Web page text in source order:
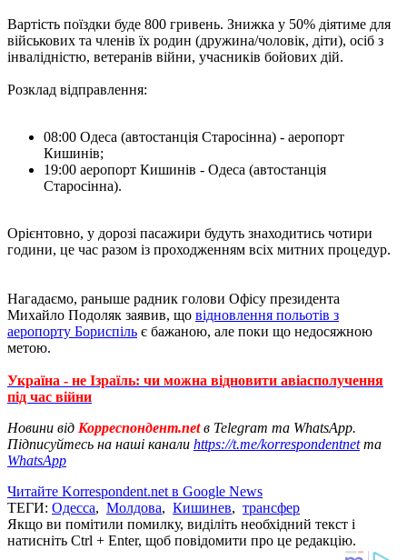
Вартість поїздки буде 800 гривень. Знижка у 50% діятиме для
військових та членів їх родин (дружина/чоловік, діти), осіб з
інвалідністю, ветеранів війни, учасників бойових дій.
Розклад відправлення:
08:00 Одеса (автостанція Старосінна) - аеропорт
Кишинів;
19:00 аеропорт Кишинів - Одеса (автостанція
Старосінна).
Орієнтовно, у дорозі пасажири будуть знаходитись чотири
години, це час разом із проходженням всіх митних процедур.
Нагадаємо, раныше радник голови Офісу президента
Михайло Подоляк заявив, що відновлення польотів з
аеропорту Бориспіль є бажаною, але поки що недосяжною
метою.
Україна - не Ізраїль: чи можна відновити авіасполучення
під час війни
Новини від Корреспондент.netв Telegram та WhatsApp.
Підписуйтесь на наші канали https://t.me/korrespondentnetта
WhatsApp
Читайте Korrespondent.net в Google News
ТЕГИ: Одесса, Молдова, Кишинев, трансфер
Якщо ви помітили помилку, виділіть необхідний текст і
натисніть Ctrl + Enter, щоб повідомити про це редакцію.